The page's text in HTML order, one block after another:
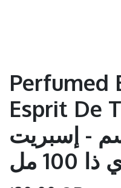
Perfumed
Esprit De
- إسبريت